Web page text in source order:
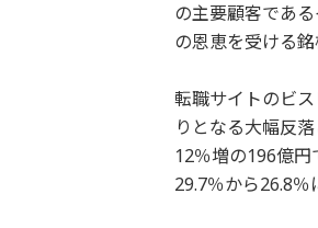
の主要顧客であ
の恩恵を受ける
転職サイトのビ
りとなる大幅反
12％増の196億
29.7％から26.8